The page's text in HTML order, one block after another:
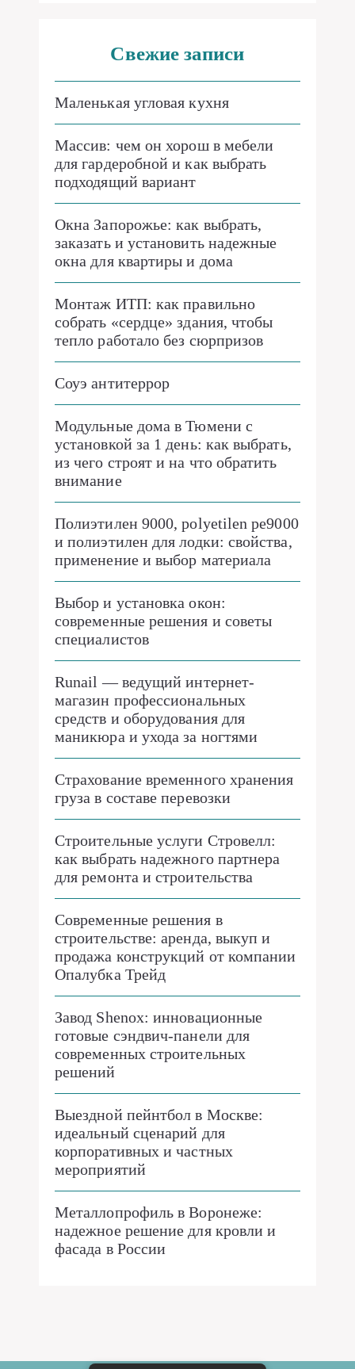
Свежие записи
Маленькая угловая кухня
Массив: чем он хорош в мебели
для гардеробной и как выбрать
подходящий вариант
Окна Запорожье: как выбрать,
заказать и установить надежные
окна для квартиры и дома
Монтаж ИТП: как правильно
собрать «сердце» здания, чтобы
тепло работало без сюрпризов
Соуэ антитеррор
Модульные дома в Тюмени с
установкой за 1 день: как выбрать,
из чего строят и на что обратить
внимание
Полиэтилен 9000, polyetilen pe9000
и полиэтилен для лодки: свойства,
применение и выбор материала
Выбор и установка окон:
современные решения и советы
специалистов
Runail — ведущий интернет-
магазин профессиональных
средств и оборудования для
маникюра и ухода за ногтями
Страхование временного хранения
груза в составе перевозки
Строительные услуги Стровелл:
как выбрать надежного партнера
для ремонта и строительства
Современные решения в
строительстве: аренда, выкуп и
продажа конструкций от компании
Опалубка Трейд
Завод Shenox: инновационные
готовые сэндвич-панели для
современных строительных
решений
Выездной пейнтбол в Москве:
идеальный сценарий для
корпоративных и частных
мероприятий
Металлопрофиль в Воронеже:
надежное решение для кровли и
фасада в России